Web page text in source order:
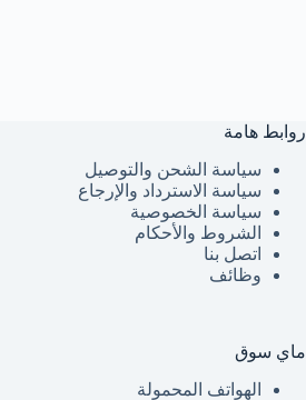
روابط هامة
سياسة الشحن والتوصيل
سياسة الاسترداد والإرجاع
سياسة الخصوصية
الشروط والأحكام
اتصل بنا
وظائف
ماي سوق
الهواتف المحمولة